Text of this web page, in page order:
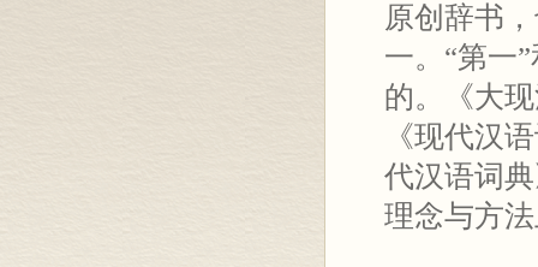
原创辞书
一。“第一
的。《大
《现代汉
代汉语词
理念与方